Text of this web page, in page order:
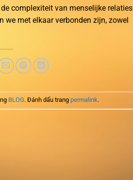
complexiteit van menselijke relaties
we met elkaar verbonden zijn, zowel
BLOG. Đánh dấu trang permalink.